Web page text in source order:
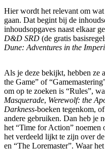
Hier wordt het relevant om
gaan. Dat begint bij de
inhoudsopgaves naast elkaar
D&D SRD (de gratis
Dune: Adventures in the
Als je deze bekijkt, hebben ze
the Game” of
om op te zoeken is “Rules”,
Masquerade, Werewolf: the
Darkness-boeken tegenkom,
andere gebruiken. Dan heb je
het “Time for Action” noemen
het verdeeld lijkt te zijn over
en “The Loremaster”. Waar